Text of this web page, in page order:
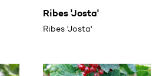
Ribes 'Josta'
Ribes 'Josta'